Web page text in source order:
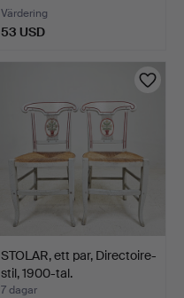
Värdering
53 USD
STOLAR, ett par, Directoire-
stil, 1900-tal.
7 dagar